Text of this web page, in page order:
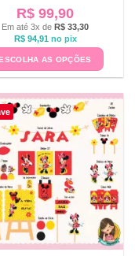
R$ 99,90
Em até 3x de R$ 33,30
R$94,91 no pix
AS OPÇÕES